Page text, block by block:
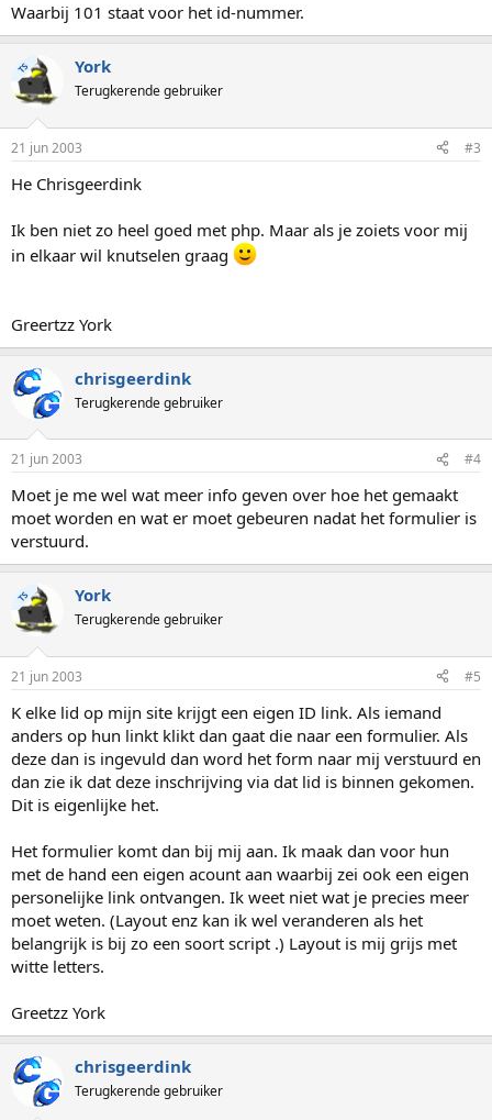
Waarbij 101 staat voor het id-nummer.
TS York
Terugkerende gebruiker
21 jun 2003 #3
He Chrisgeerdink
Ik ben niet zo heel goed met php. Maar als je zoiets voor mij
in elkaar wil knutselen graag
Greertzz York
chrisgeerdink
Terugkerende gebruiker
21 jun 2003 #4
Moet je me wel wat meer info geven over hoe het gemaakt
moet worden en wat er moet gebeuren nadat het formulier is
verstuurd.
TS York
Terugkerende gebruiker
21 jun 2003 #5
K elke lid op mijn site krijgt een eigen ID link. Als iemand
anders op hun linkt klikt dan gaat die naar een formulier. Als
deze dan is ingevuld dan word het form naar mij verstuurd en
dan zie ik dat deze inschrijving via dat lid is binnen gekomen.
Dit is eigenlijke het.
Het formulier komt dan bij mij aan. Ik maak dan voor hun
met de hand een eigen acount aan waarbij zei ook een eigen
personelijke link ontvangen. Ik weet niet wat je precies meer
moet weten. (Layout enz kan ik wel veranderen als het
belangrijk is bij zo een soort script .) Layout is mij grijs met
witte letters.
Greetzz York
chrisgeerdink
Terugkerende gebruiker